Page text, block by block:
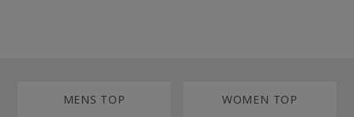
MENS TOP WOMEN TOP